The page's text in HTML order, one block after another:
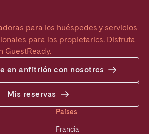
para los huéspedes y servicios
para los propietarios. Disfruta
GuestReady.
en anfitrión con nosotros
Mis reservas
Países
Francia